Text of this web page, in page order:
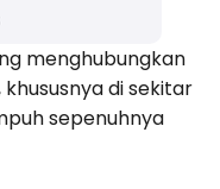
menghubungkan
di sekitar
sepenuhnya